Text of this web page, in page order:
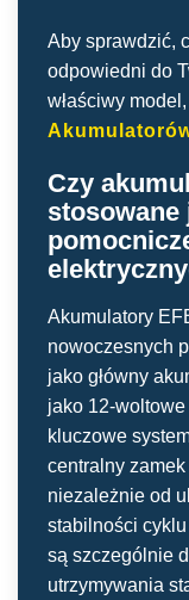
Aby sprawdzić,
odpowiedni do
właściwy
Czy
Akumulatory
nowoczesnych
jako główny
jako 12-
kluczowe
centralny
niezależnie od
stabilności
są szczególnie
utrzymywania